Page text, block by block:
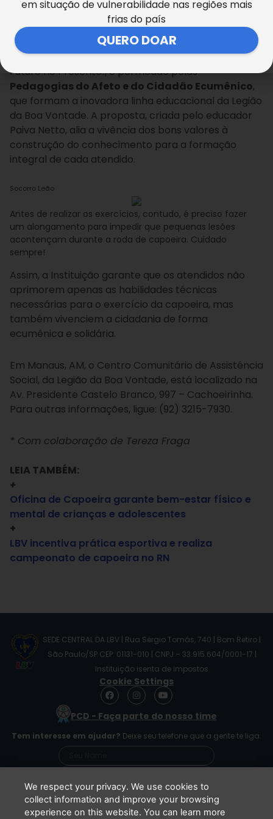
Formando bons cidadãos
O ensino da modalidade, bem como das demais
disciplinas ministradas pelo programa Criança:
Futuro no Presente!, é permeado pelas
Pedagogias do Afeto e do Cidadão Ecumênico,
que formam a inovadora linha educacional da Legião
da Boa Vontade. A proposta, criada pelo educador
Paiva Netto, alia a vivência dos bons valores à
construção do conhecimento para a formação
integral de cada atendido.
Socorro Leão
Antes de realizar os exercícios, contudo, é preciso fazer
um alongamento para impedir que pequenas lesões
acontençam durante a roda de capoeira. Cuidado
sempre!
Assim, a Instituição garante que os atendidos não
aprimorem apenas as habilidades técnicas
necessárias para o exercício da capoeira, mas
também vivenciem a cidadania de forma
ecumênica e solidária.
Em Manaus, AM, o Centro Comunitário de Assistência
Social, da Legião da Boa Vontade, está localizado na
Av. Presidente Castelo Branco, 997 – Cachoeirinha.
Para outras informações, ligue: (92) 3215-7930.
* Com colaboração de Tereza Fraga
LEIA TAMBÉM:
+
Oficina de Capoeira garante bem-estar físico e
mental de crianças e adolescentes
+
LBV incentiva prática esportiva e realiza
campeonato de capoeira no RN
SEDE CENTRAL DA LBV | Rua Sérgio Tomás, 740 | Bom Retiro |
São Paulo/SP CEP: 01131-010 | CNPJ – 33.915.604/0001-17 |
Instituição isenta de impostos
Cookie Settings
F
a
e
o
o
I
n
s
t
g
r
m
Y
o
t
b
e
PCD - Faça parte do nosso time
Tem interesse em ajudar? Deixe seu telefone que a gente te liga.
Li e concordo que minhas informações serão
We respect your privacy. We use cookies to
collect information and improve your browsing
experience on this website. You can learn more
em situação de vulnerabilidade nas regiões mais
frias do país
QUERO DOAR